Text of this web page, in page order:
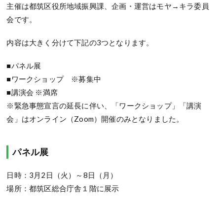
主催は都筑区役所地域振興課、企画・運営はモヤ→キラ委員
会です。
内容は大きく分けて下記の3つとなります。
■パネル展
■ワークショップ ※募集中
■講演会 ※満席
※緊急事態宣言の延長に伴い、「ワークショップ」「講演
会」はオンライン（Zoom）開催のみとなりました。
パネル展
日時：3月2日（火）～8日（月）
場所：都筑区総合庁舎１階に展示